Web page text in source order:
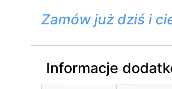
Zamów już dziś i
Informacje